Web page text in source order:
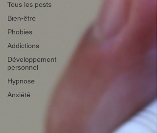
Tous les posts
Bien-être
Phobies
Addictions
Développement
personnel
Hypnose
Anxiété